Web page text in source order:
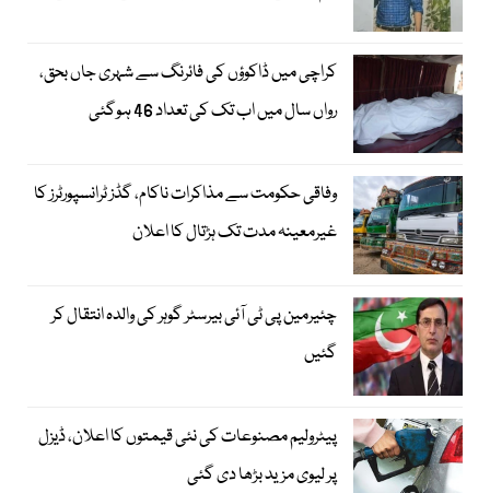
کراچی میں ڈاکوؤں کی فائرنگ سے شہری جاں بحق،
رواں سال میں اب تک کی تعداد 46 ہوگئی
وفاقی حکومت سے مذاکرات ناکام، گڈز ٹرانسپورٹرز کا
غیرمعینہ مدت تک ہڑتال کا اعلان
چئیرمین پی ٹی آئی بیرسٹر گوہر کی والدہ انتقال کر
گئیں
پیٹرولیم مصنوعات کی نئی قیمتوں کا اعلان، ڈیزل
پر لیوی مزید بڑھا دی گئی